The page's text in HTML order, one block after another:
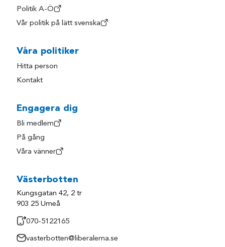
Politik A-Ö
Vår politik på lätt svenska
Våra politiker
Hitta person
Kontakt
Engagera dig
Bli medlem
På gång
Våra vänner
Västerbotten
Kungsgatan 42, 2 tr
903 25 Umeå
070-5122165
vasterbotten@liberalerna.se